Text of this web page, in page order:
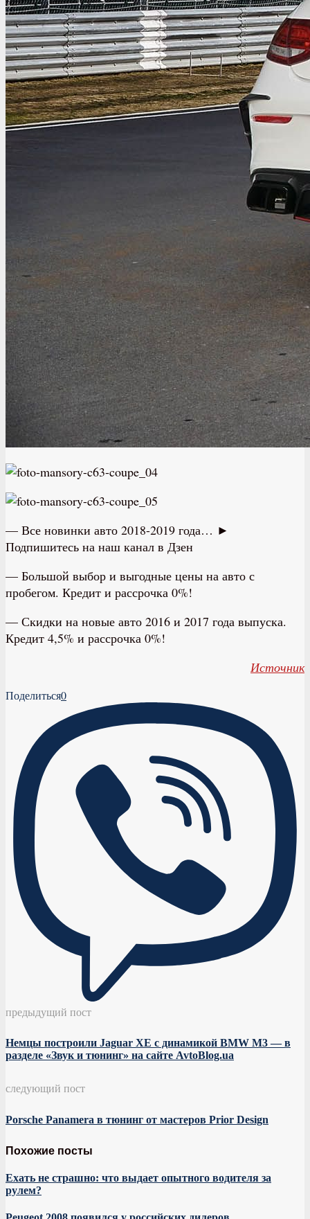
— Все новинки авто 2018-2019 года… ►
Подпишитесь на наш канал в Дзен
— Большой выбор и выгодные цены на авто с
пробегом. Кредит и рассрочка 0%!
— Скидки на новые авто 2016 и 2017 года выпуска.
Кредит 4,5% и рассрочка 0%!
Источник
Поделиться0
предыдущий пост
Немцы построили Jaguar XE с динамикой BMW M3 — в
разделе «Звук и тюнинг» на сайте AvtoBlog.ua
следующий пост
Porsche Panamera в тюнинг от мастеров Prior Design
Похожие посты
Ехать не страшно: что выдает опытного водителя за
рулем?